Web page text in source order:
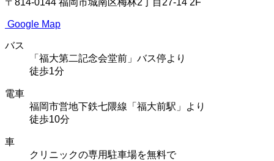
Google Map
バス
「福大第二記念会堂前」バス停より
徒歩1分
電車
福岡市営地下鉄七隈線「福大前駅」より
徒歩10分
車
クリニックの専用駐車場を無料で